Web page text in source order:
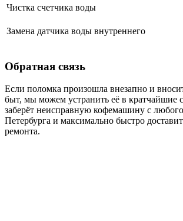
Чистка счетчика воды
Замена датчика воды внутреннего
Обратная связь
Если поломка произошла внезапно и
быт, мы можем устранить её в кратчайшие
заберёт неисправную кофемашину с
Петербурга и максимально быстро
ремонта.